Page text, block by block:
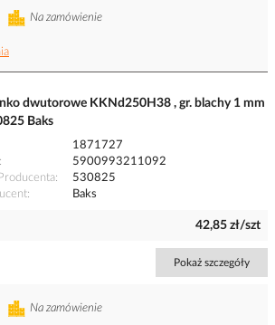
Na zamówienie
dwutorowe KKNd250H38 , gr. blachy 1 mm
Baks
1871727
5900993211092
530825
Baks
42,85 zł/szt
Pokaż szczegóły
Na zamówienie